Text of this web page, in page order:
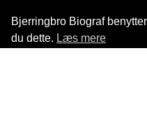
Bjerringbro Biograf
du dette. Læs mere